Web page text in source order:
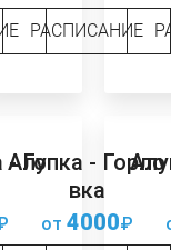
РАСПИСАНИЕ
- Го
Алупка - Горло
вка
от 4000₽